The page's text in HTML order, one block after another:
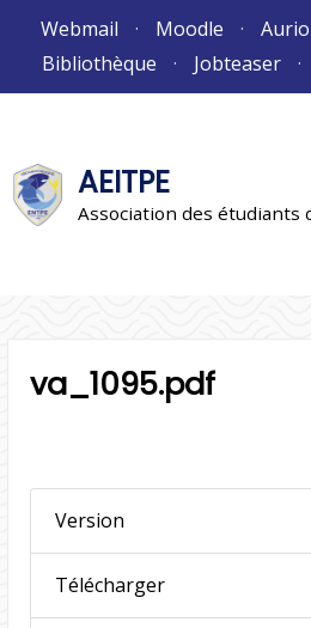
Webmail Moodle
Bibliothèque
Jobteaser
AEITPE
Association des étudiants
va_1095.pdf
Version
Télécharger